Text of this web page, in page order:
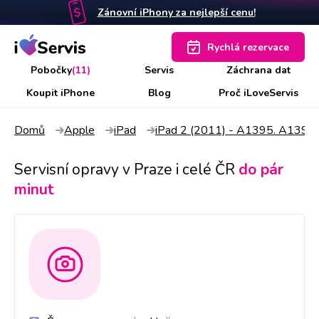
Zánovní iPhony za nejlepší cenu!
Pobočky(11) Servis
Záchrana dat
Koupit iPhone
Blog Proč iLoveServis
Rychlá rezervace
Domů Apple iPad iPad 2 (2011) - A1395.
Servisní opravy v Praze i celé ČR do pár
minut